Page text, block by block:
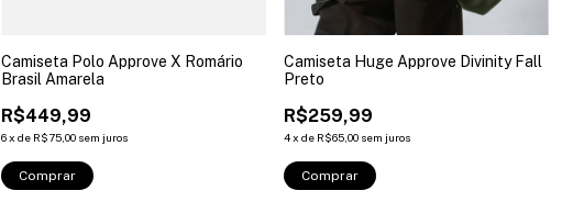
Camiseta Polo Approve X Romário
Brasil Amarela
R$449,99
6xde R$75,00 sem juros
Comprar
Camiseta Huge Approve Divinity Fall
Preto
R$259,99
4xde R$65,00 sem juros
Comprar